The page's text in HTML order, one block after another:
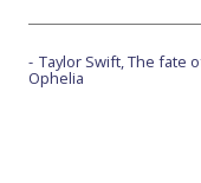
Taylor Swift, The fate
Ophelia